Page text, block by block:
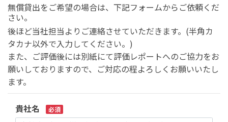
無償貸出をご希望の場合は、下記フォームからご依頼くだ
さい。
後ほど当社担当よりご連絡させていただきます。(半角カ
タカナ以外で入力してください。)
また、ご評価後には別紙にて評価レポートへのご協力をお
願いしておりますので、ご対応の程よろしくお願いいたし
ます。
貴社名 必須